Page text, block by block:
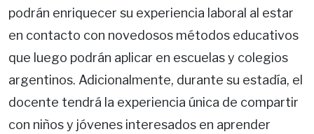
podrán enriquecer su experiencia laboral al estar
en contacto con novedosos métodos educativos
que luego podrán aplicar en escuelas y colegios
argentinos. Adicionalmente, durante su estadía, el
docente tendrá la experiencia única de compartir
con niños y jóvenes interesados en aprender